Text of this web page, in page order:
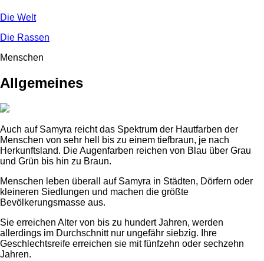
Die Welt
Die Rassen
Menschen
Allgemeines
Auch auf Samyra reicht das Spektrum der Hautfarben der
Menschen von sehr hell bis zu einem tiefbraun, je nach
Herkunftsland. Die Augenfarben reichen von Blau über Grau
und Grün bis hin zu Braun.
Menschen leben überall auf Samyra in Städten, Dörfern oder
kleineren Siedlungen und machen die größte
Bevölkerungsmasse aus.
Sie erreichen Alter von bis zu hundert Jahren, werden
allerdings im Durchschnitt nur ungefähr siebzig. Ihre
Geschlechtsreife erreichen sie mit fünfzehn oder sechzehn
Jahren.